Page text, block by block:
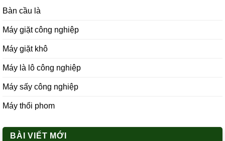
Bàn cầu là
Máy giặt công nghiệp
Máy giặt khô
Máy là lô công nghiệp
Máy sấy công nghiệp
Máy thổi phom
BÀI VIẾT MỚI